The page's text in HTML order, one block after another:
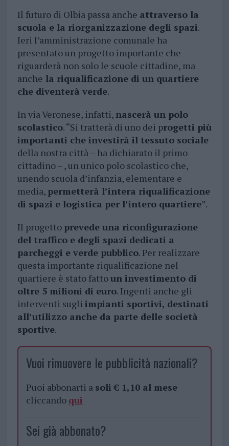
Il futuro di Olbia passa anche attraverso la
scuola e la riorganizzazione degli spazi.
Ieri l’amministrazione comunale ha
presentato un progetto importante che
riguarderà non solo le scuole cittadine, ma
anche la riqualificazione di un quartiere
che diventerà verde.
In via Veronese, infatti, nascerà un polo
scolastico. “Si tratterà di uno dei progetti più
importanti che investirà il tessuto sociale
della nostra città – ha dichiarato il primo
cittadino – , un unico polo scolastico che,
unendo scuola d’infanzia, elementare e
media, permetterà l’intera riqualificazione
di spazi e logistica per l’intero quartiere”.
Il progetto prevede una riconfigurazione
del traffico e degli spazi dedicati a
parcheggi e verde pubblico. Per realizzare
questa importante riqualificazione nel
quartiere è stato fattoun investimento di
oltre 5 milioni di euro. Ingenti anche gli
interventi sugli impianti sportivi, destinati
all’utilizzo anche da parte delle società
sportive.
Vuoi rimuovere le pubblicità nazionali?
Puoi abbonarti a soli € 1,10 al mese
cliccando qui
Sei già abbonato?